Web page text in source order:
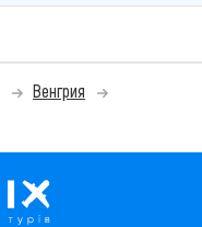
Венгрия